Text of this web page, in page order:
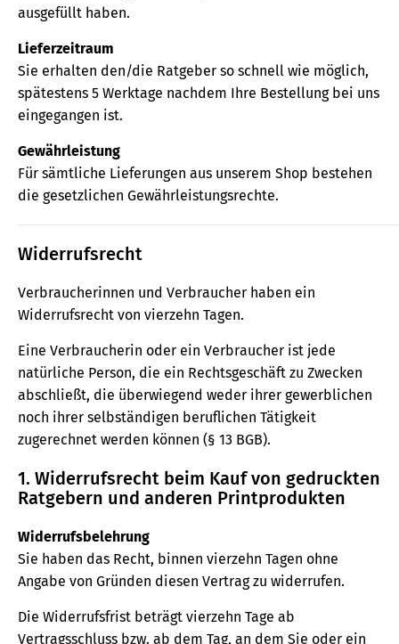
ausgefüllt haben.
Lieferzeitraum
Sie erhalten den/die Ratgeber so schnell wie möglich,
spätestens 5 Werktage nachdem Ihre Bestellung bei uns
eingegangen ist.
Gewährleistung
Für sämtliche Lieferungen aus unserem Shop bestehen
die gesetzlichen Gewährleistungsrechte.
Widerrufsrecht
Verbraucherinnen und Verbraucher haben ein
Widerrufsrecht von vierzehn Tagen.
Eine Verbraucherin oder ein Verbraucher ist jede
natürliche Person, die ein Rechtsgeschäft zu Zwecken
abschließt, die überwiegend weder ihrer gewerblichen
noch ihrer selbständigen beruflichen Tätigkeit
zugerechnet werden können (§ 13 BGB).
1. Widerrufsrecht beim Kauf von gedruckten
Ratgebern und anderen Printprodukten
Widerrufsbelehrung
Sie haben das Recht, binnen vierzehn Tagen ohne
Angabe von Gründen diesen Vertrag zu widerrufen.
Die Widerrufsfrist beträgt vierzehn Tage ab
Vertragsschluss bzw. ab dem Tag, an dem Sie oder ein